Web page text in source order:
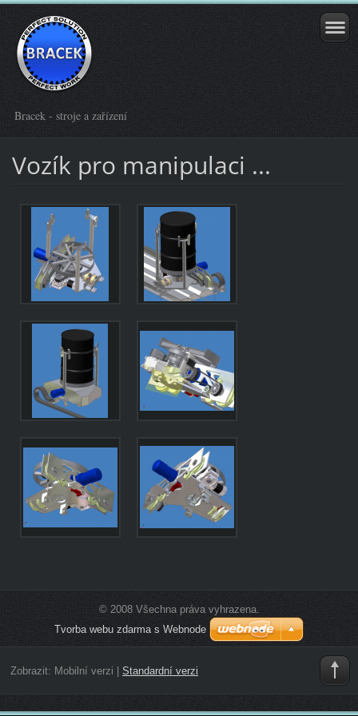
Bracek - stroje a zařízení
Vozík pro manipulaci ...
© 2008 Všechna práva vyhrazena.
Tvorba webu zdarma s Webnode
Zobrazit: Mobilní verzi Standardní verzi